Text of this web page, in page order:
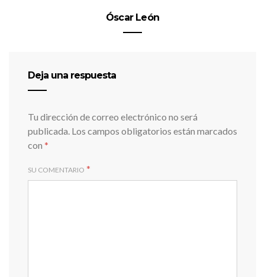
Óscar León
Deja una respuesta
Tu dirección de correo electrónico no será
publicada. Los campos obligatorios están marcados
con *
SU COMENTARIO *